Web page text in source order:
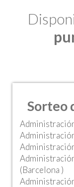
Sorteo
(Barcelona )